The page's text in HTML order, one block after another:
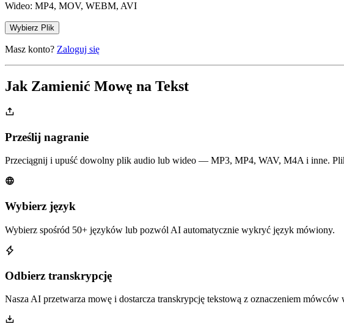
Wideo: MP4, MOV, WEBM, AVI
Wybierz Plik
Masz konto? Zaloguj się
Jak Zamienić Mowę na Tekst
Prześlij nagranie
Przeciągnij i upuść dowolny plik audio lub wideo — MP3, MP4, WAV, M4A i inne.
Wybierz język
Wybierz spośród 50+ języków lub pozwól AI automatycznie wykryć język mówiony.
Odbierz transkrypcję
Nasza AI przetwarza mowę i dostarcza transkrypcję tekstową z oznaczeniem mówców